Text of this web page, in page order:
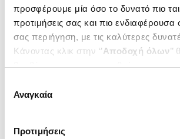
προσφέρουμε μία όσο το δυνατό πιο
προτιμήσεις σας και πιο ενδιαφέρουσα
σας περιήγηση, με τις καλύτερες
Κάνοντας κλικ στην ‘’Αποδοχή όλων
βοηθήσετε να ανταποκριθούμε στα
ενδιαφέρουν και να επιλέξετε από τα
΄΄και να
συγκατάθεσης
Αναγκαία
Προτιμήσεις
ΣΕΡΚΙΖΗΣ ΚΩΣΤΑΣ